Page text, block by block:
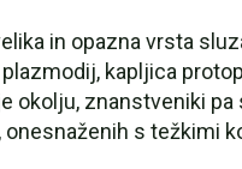
in opazna vrsta
kapljica
okolju, znanstveniki
s težkimi